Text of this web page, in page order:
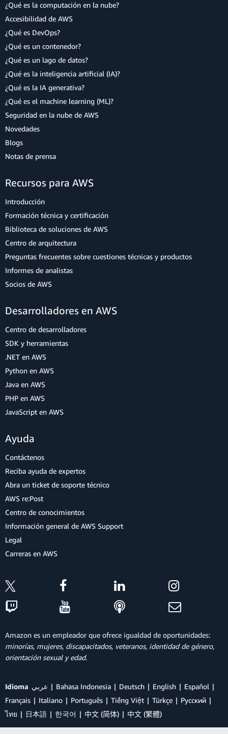
¿Qué es la computación en la nube?
Accesibilidad de AWS
¿Qué es DevOps?
¿Qué es un contenedor?
¿Qué es un lago de datos?
¿Qué es la inteligencia artificial (IA)?
¿Qué es la IA generativa?
¿Qué es el machine learning (ML)?
Seguridad en la nube de AWS
Novedades
Blogs
Notas de prensa
Recursos para AWS
Introducción
Formación técnica y certificación
Biblioteca de soluciones de AWS
Centro de arquitectura
Preguntas frecuentes sobre cuestiones técnicas y productos
Informes de analistas
Socios de AWS
Desarrolladores en AWS
Centro de desarrolladores
SDK y herramientas
.NET en AWS
Python en AWS
Java en AWS
PHP en AWS
JavaScript en AWS
Ayuda
Contáctenos
Reciba ayuda de expertos
Abra un ticket de soporte técnico
AWS re:Post
Centro de conocimientos
Información general de AWS Support
Legal
Carreras en AWS
Amazon es un empleador que ofrece igualdad de oportunidades:
minorías, mujeres, discapacitados, veteranos, identidad de género,
orientación sexual y edad.
Idioma عربي Bahasa Indonesia Deutsch English
Español
Français
Italiano Português Tiếng Việt Türkçe
Ρусский
ไทย
日本語 한국어 中文 (简体) 中文 (繁體)